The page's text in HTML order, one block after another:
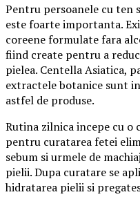
Pentru persoanele cu ten
este foarte importanta.
coreene formulate fara
fiind create pentru a
pielea. Centella Asiatica,
extractele botanice sunt
astfel de produse.
Rutina zilnica incepe cu o
pentru curatarea fetei
sebum si urmele de
pielii. Dupa curatare se
hidratarea pielii si